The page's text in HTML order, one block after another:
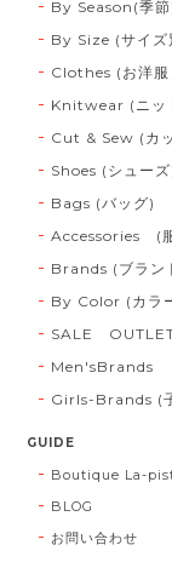
By Season(季節
By Size (サイズ
Clothes (お洋服
Knitwear (ニッ
Cut & Sew (カッ
Shoes (シューズ
Bags (バッグ)
Accessories (服
Brands (ブラン
By Color (カラ
SALE OUTLET
Men'sBrands
Girls-Brands (
GUIDE
Boutique La-
BLOG
お問い合わせ